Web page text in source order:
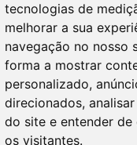
tecnologias de
melhorar a sua
navegação no nosso
forma a mostrar
personalizado,
direcionados,
do site e entender de
os visitantes.
a Trees.org
plantamos uma